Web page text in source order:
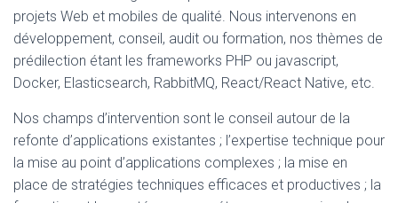
projets Web et mobiles de qualité. Nous intervenons en
développement, conseil, audit ou formation, nos thèmes de
prédilection étant les frameworks PHP ou javascript,
Docker, Elasticsearch, RabbitMQ, React/React Native, etc.
Nos champs d’intervention sont le conseil autour de la
refonte d’applications existantes ; l’expertise technique pour
la mise au point d’applications complexes ; la mise en
place de stratégies techniques efficaces et productives ; la